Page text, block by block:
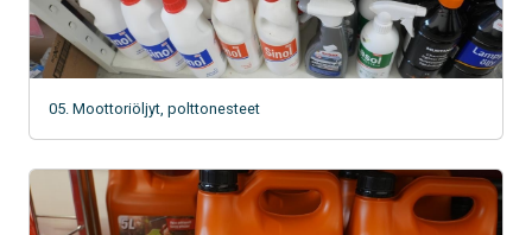
05. Moottoriöljyt, polttonesteet